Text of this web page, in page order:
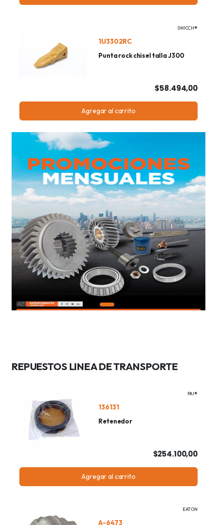
SWICCH®
1U3302RC
Punta rock chisel talla J300
$58.494,00
Agregar al carrito
REPUESTOS LINEA DE TRANSPORTE
PAI®
136131
Retenedor
$254.100,00
Agregar al carrito
EATON
A-6473